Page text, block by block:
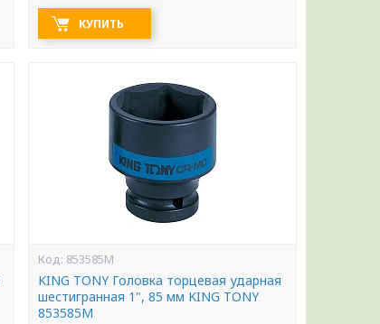
КУПИТЬ
853585M
KING TONY Головка торцевая ударная
шестигранная 1", 85 мм KING TONY
853585M